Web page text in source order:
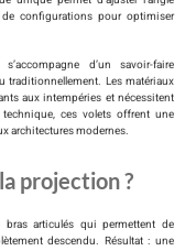
configurations pour optimiser
d’un savoir-faire
traditionnellement. Les matériaux
aux intempéries et nécessitent
ces volets offrent une
architectures modernes.
projection ?
articulés qui permettent de
descendu. Résultat : une